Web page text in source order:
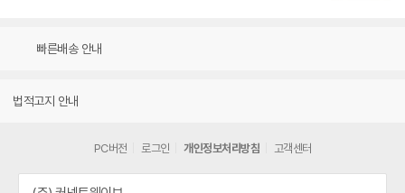
빠른배송 안내
법적고지 안내
PC버전 로그인 개인정보처리방침 고객센터